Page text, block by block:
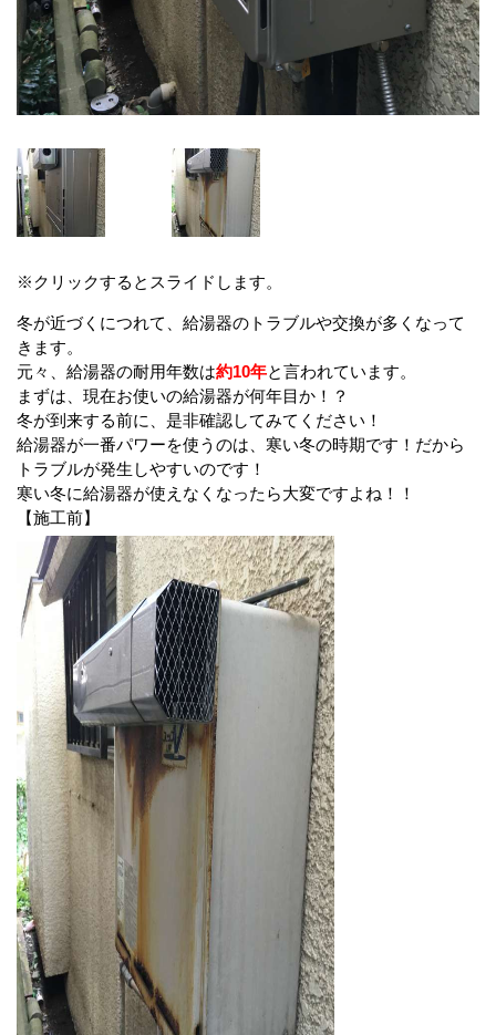
※クリックするとスライドします。
冬が近づくにつれて、給湯器のトラブルや交換が多くなって
きます。
元々、給湯器の耐用年数は約10年と言われています。
まずは、現在お使いの給湯器が何年目か！？
冬が到来する前に、是非確認してみてください！
給湯器が一番パワーを使うのは、寒い冬の時期です！だから
トラブルが発生しやすいのです！
寒い冬に給湯器が使えなくなったら大変ですよね！！
【施工前】